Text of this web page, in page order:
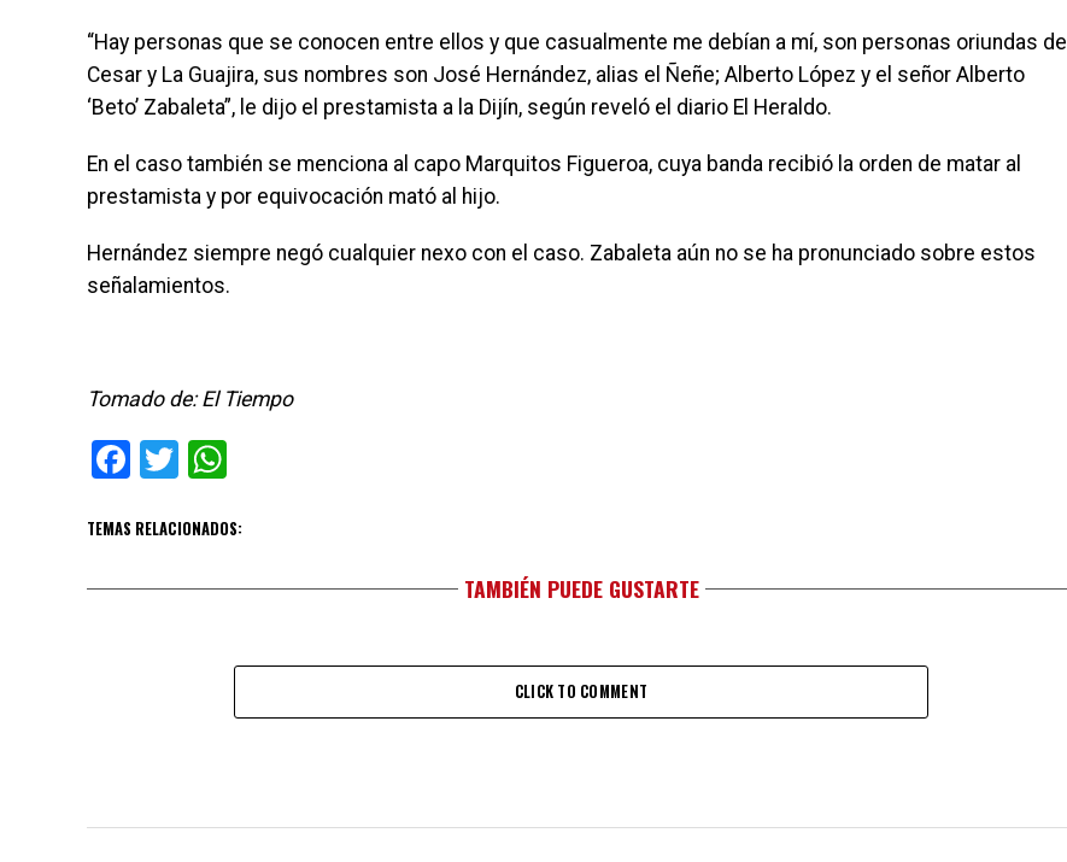
“Hay personas que se conocen entre ellos y que casualmente me debían a mí, son personas oriundas del
Cesar y La Guajira, sus nombres son José Hernández, alias el Ñeñe; Alberto López y el señor Alberto
‘Beto’ Zabaleta”, le dijo el prestamista a la Dijín, según reveló el diario El Heraldo.
En el caso también se menciona al capo Marquitos Figueroa, cuya banda recibió la orden de matar al
prestamista y por equivocación mató al hijo.
Hernández siempre negó cualquier nexo con el caso. Zabaleta aún no se ha pronunciado sobre estos
señalamientos.
Tomado de: El Tiempo
Facebook
Twitter
TEMAS RELACIONADOS:
TAMBIÉN PUEDE GUSTARTE
CLICK TO COMMENT